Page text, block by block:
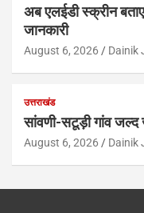
अब एलईडी स्क्रीन
जानकारी
August 6, 2026 Dainik
उत्तराखंड
सांवणी-सटूड़ी गांव
August 6, 2026 Dainik